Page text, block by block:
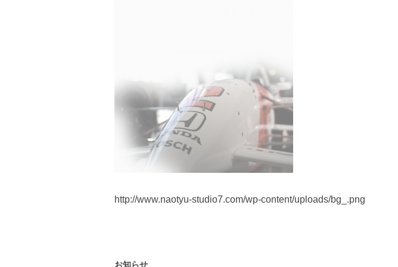
http://www.naotyu-studio7.com/wp-content/uploads/bg_.png
お知らせ